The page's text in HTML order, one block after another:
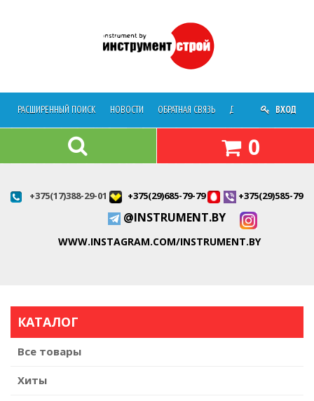
РАСШИРЕННЫЙ ПОИСК НОВОСТИ ОБРАТНАЯ СВЯЗЬ ДОСТАВКА О
ВХОД
0
+375(17)388-29-01 +375(29)685-79-79 +375(29)585-79-
@INSTRUMENT.BY
WWW.INSTAGRAM.COM/INSTRUMENT.BY
КАТАЛОГ
Все товары
Хиты